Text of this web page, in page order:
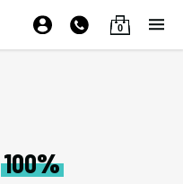
0
100